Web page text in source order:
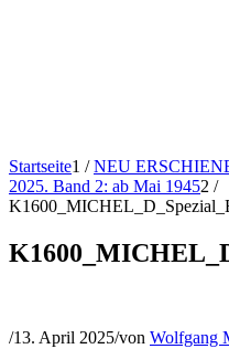
Startseite1 / NEU
2025. Band 2: ab Mai 19452 /
/13. April 2025/von Wolfgang